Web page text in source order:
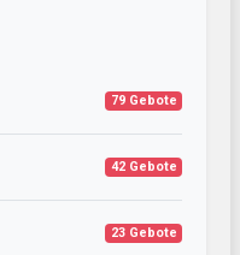
79 Gebote
42 Gebote
23 Gebote